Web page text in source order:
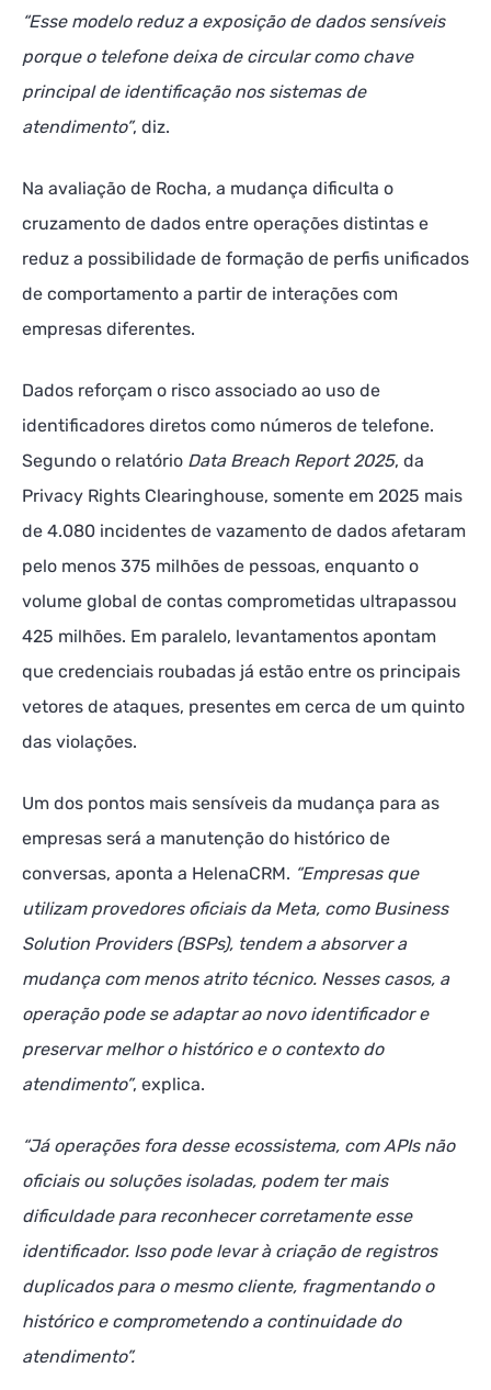
“Esse modelo reduz a exposição de dados sensíveis
porque o telefone deixa de circular como chave
principal de identificação nos sistemas de
atendimento”, diz.
Na avaliação de Rocha, a mudança dificulta o
cruzamento de dados entre operações distintas e
reduz a possibilidade de formação de perfis unificados
de comportamento a partir de interações com
empresas diferentes.
Dados reforçam o risco associado ao uso de
identificadores diretos como números de telefone.
Segundo o relatório Data Breach Report 2025, da
Privacy Rights Clearinghouse, somente em 2025 mais
de 4.080 incidentes de vazamento de dados afetaram
pelo menos 375 milhões de pessoas, enquanto o
volume global de contas comprometidas ultrapassou
425 milhões. Em paralelo, levantamentos apontam
que credenciais roubadas já estão entre os principais
vetores de ataques, presentes em cerca de um quinto
das violações.
Um dos pontos mais sensíveis da mudança para as
empresas será a manutenção do histórico de
conversas, aponta a HelenaCRM. “Empresas que
utilizam provedores oficiais da Meta, como Business
Solution Providers (BSPs), tendem a absorver a
mudança com menos atrito técnico. Nesses casos, a
operação pode se adaptar ao novo identificador e
preservar melhor o histórico e o contexto do
atendimento”, explica.
“Já operações fora desse ecossistema, com APIs não
oficiais ou soluções isoladas, podem ter mais
dificuldade para reconhecer corretamente esse
identificador. Isso pode levar à criação de registros
duplicados para o mesmo cliente, fragmentando o
histórico e comprometendo a continuidade do
atendimento”.